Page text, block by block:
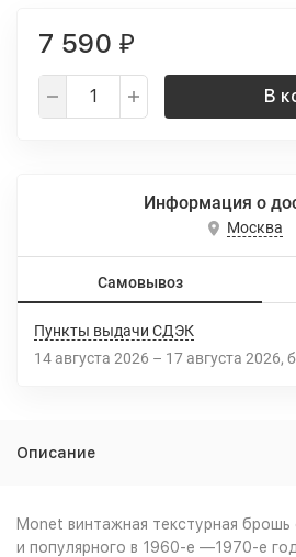
7 590 ₽
В
Информация о
Москва
Самовывоз
Пункты выдачи СДЭК
14 августа 2026 – 17 августа 2026
Описание
Monet винтажная текстурная брошь
и популярного в 1960-е —1970-е